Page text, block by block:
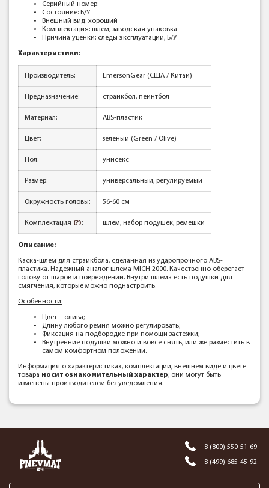
Серийный номер: –
Состояние: Б/У
Внешний вид: хороший
Комплектация: шлем, заводская упаковка
Причина уценки: следы эксплуатации, Б/У
Характеристики:
Производитель: EmersonGear (США / Китай)
Предназначение: страйкбол, пейнтбол
Материал: ABS-пластик
Цвет: зеленый (Green / Olive)
Пол: унисекс
Размер: универсальный, регулируемый
Окружность головы: 56-60 см
Комплектация (?): шлем, набор подушек, ремешки
Описание:
Каска-шлем для страйкбола, сделанная из ударопрочного ABS-
пластика. Надежный аналог шлема MICH 2000. Качественно оберегает
голову от шаров и повреждений. Внутри шлема есть подушки для
смягчения, которые можно поднастроить.
Особенности:
Цвет – олива;
Длину любого ремня можно регулировать;
Фиксация на подбородке при помощи застежки;
Внутренние подушки можно и вовсе снять, или же разместить в
самом комфортном положении.
Информация о характеристиках, комплектации, внешнем виде и цвете
товара носит ознакомительный характер; они могут быть
изменены производителем без уведомления.
8 (800) 550-51-69
8 (499) 685-45-92